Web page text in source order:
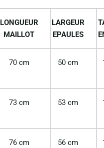
LONGUEUR
MAILLOT
LARGEUR
EPAULES
70 cm 50 cm
73 cm 53 cm
76 cm 56 cm